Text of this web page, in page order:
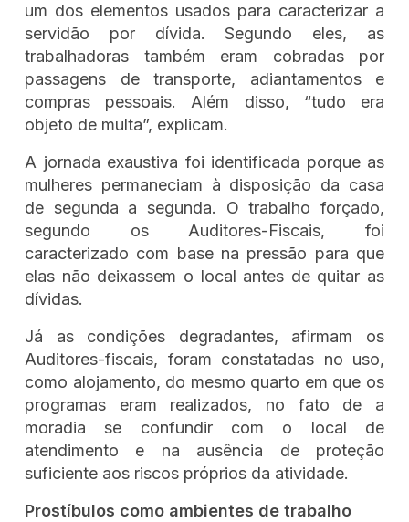
um dos elementos usados para caracterizar a
servidão por dívida. Segundo eles, as
trabalhadoras também eram cobradas por
passagens de transporte, adiantamentos e
compras pessoais. Além disso, “tudo era
objeto de multa”, explicam.
A jornada exaustiva foi identificada porque as
mulheres permaneciam à disposição da casa
de segunda a segunda. O trabalho forçado,
segundo os Auditores-Fiscais, foi
caracterizado com base na pressão para que
elas não deixassem o local antes de quitar as
dívidas.
Já as condições degradantes, afirmam os
Auditores-fiscais, foram constatadas no uso,
como alojamento, do mesmo quarto em que os
programas eram realizados, no fato de a
moradia se confundir com o local de
atendimento e na ausência de proteção
suficiente aos riscos próprios da atividade.
Prostíbulos como ambientes de trabalho